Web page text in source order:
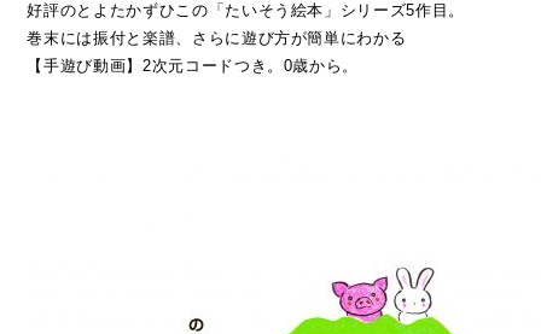
好評のとよたかずひこの「たいそう絵本」シリーズ5作目。
巻末には振付と楽譜、さらに遊び方が簡単にわかる
【手遊び動画】2次元コードつき。0歳から。